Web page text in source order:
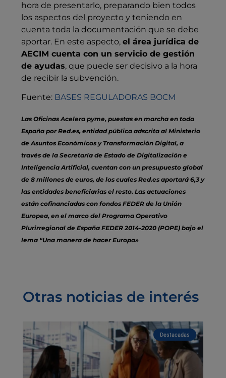
hora de presentarlo, preparando bien todos
los aspectos del proyecto y teniendo en
cuenta toda la documentación que se debe
aportar. En este aspecto,el área jurídica de
AECIM cuenta con un servicio de gestión
de ayudas, que puede ser decisivo a la hora
de recibir la subvención.
Fuente: BASES REGULADORAS BOCM
Las Oficinas Acelera pyme, puestas en marcha en toda
España por Red.es, entidad pública adscrita al Ministerio
de Asuntos Económicos y Transformación Digital, a
través de la Secretaría de Estado de Digitalización e
Inteligencia Artificial, cuentan con un presupuesto global
de 8 millones de euros, de los cuales Red.es aportará 6,3 y
las entidades beneficiarias el resto. Las actuaciones
están cofinanciadas con fondos FEDER de la Unión
Europea, en el marco del Programa Operativo
Plurirregional de España FEDER 2014-2020 (POPE) bajo el
lema “Una manera de hacer Europa»
Otras noticias de interés
Destacadas